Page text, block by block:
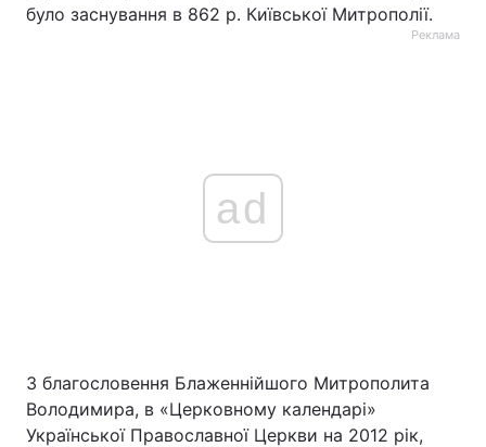
було заснування в 862 р. Київської Митрополії.
Реклама
ad
З благословення Блаженнійшого Митрополита
Володимира, в «Церковному календарі»
Української Православної Церкви на 2012 рік,